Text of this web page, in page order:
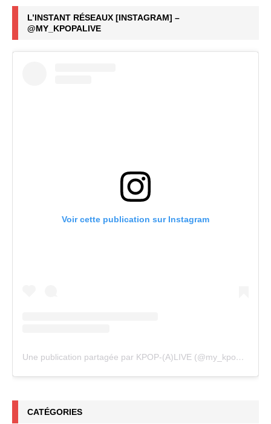
L’INSTANT RÉSEAUX [INSTAGRAM] –
@MY_KPOPALIVE
Voir cette publication sur Instagram
Une publication partagée par KPOP-(A)LIVE (@my_kpopalive)
CATÉGORIES